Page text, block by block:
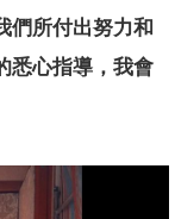
們所付出努力和
悉心指導，我會